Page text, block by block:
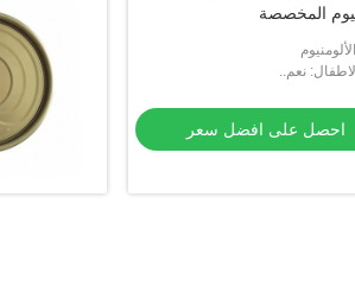
المخصصة
نعم..
احصل على افضل سعر